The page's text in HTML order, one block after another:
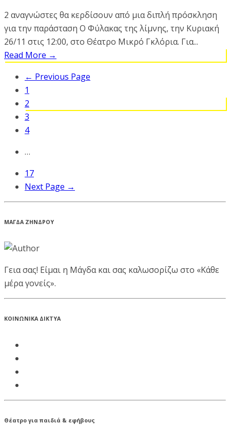
2 αναγνώστες θα κερδίσουν από μια διπλή πρόσκληση
για την παράσταση Ο Φύλακας της λίμνης, την Κυριακή
26/11 στις 12:00, στο Θέατρο Μικρό Γκλόρια. Για...
Read More →
← Previous Page
1
2
3
4
…
17
Next Page →
ΜΑΓΔΑ ΖΗΝΔΡΟΥ
Γεια σας! Είμαι η Μάγδα και σας καλωσορίζω στο «Κάθε
μέρα γονείς».
ΚΟΙΝΩΝΙΚΑ ΔΙΚΤΥΑ
Θέατρο για παιδιά & εφήβους